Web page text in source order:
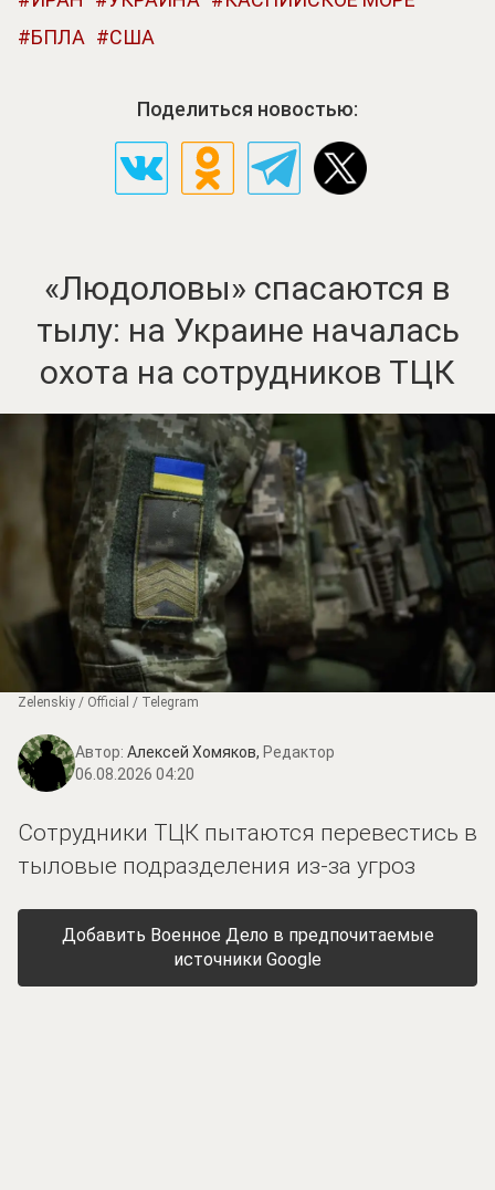
БПЛА
США
Поделиться новостью:
«Людоловы» спасаются в
тылу: на Украине началась
охота на сотрудников ТЦК
Zеlеnskiу / Оfficiаl / Telegram
Автор: Алексей Хомяков, Редактор
06.08.2026 04:20
Сотрудники ТЦК пытаются перевестись в
тыловые подразделения из-за угроз
Добавить Военное Дело в предпочитаемые
источники Google